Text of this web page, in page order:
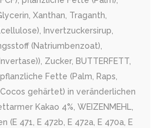
Xanthan, Traganth,
Invertzuckersirup,
(Natriumbenzoat),
Zucker, BUTTERFETT,
Fette (Palm, Raps,
gehärtet) in veränderlichen
Kakao 4%, WEIZENMEHL,
(E 471, E 472b, E 472a, E 470a, E